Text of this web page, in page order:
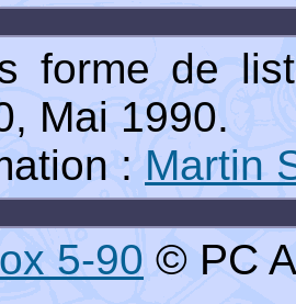
forme de
Mai 1990.
: Martin
5-90 © PC